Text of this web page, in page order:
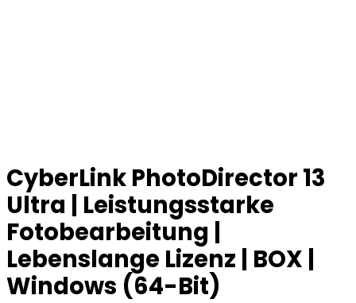
CyberLink PhotoDirector 13
Ultra | Leistungsstarke
Fotobearbeitung |
Lebenslange Lizenz | BOX |
Windows (64-Bit)